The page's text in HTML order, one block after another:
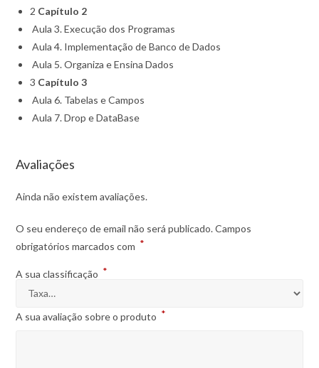
2 Capítulo 2
Aula 3. Execução dos Programas
Aula 4. Implementação de Banco de Dados
Aula 5. Organiza e Ensina Dados
3 Capítulo 3
Aula 6. Tabelas e Campos
Aula 7. Drop e DataBase
Avaliações
Ainda não existem avaliações.
O seu endereço de email não será publicado. Campos
obrigatórios marcados com *
A sua classificação *
A sua avaliação sobre o produto *